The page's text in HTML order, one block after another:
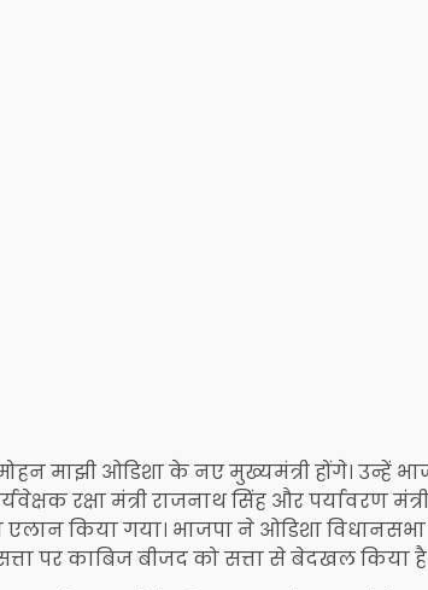
मोहन माझी ओडिशा के नए मुख्यमंत्री होंगे। उन्हें
रक्षा मंत्री राजनाथ सिंह और पर्यावरण
किया गया। भाजपा ने ओडिशा
पर काबिज बीजद को सत्ता से बेदखल किया